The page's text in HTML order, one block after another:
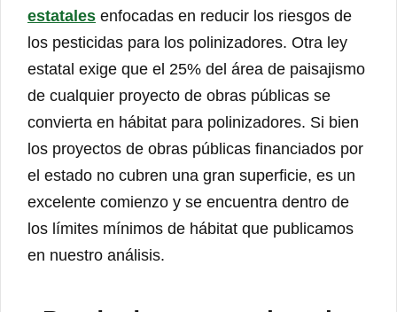
estatales enfocadas en reducir los riesgos de
los pesticidas para los polinizadores. Otra ley
estatal exige que el 25% del área de paisajismo
de cualquier proyecto de obras públicas se
convierta en hábitat para polinizadores. Si bien
los proyectos de obras públicas financiados por
el estado no cubren una gran superficie, es un
excelente comienzo y se encuentra dentro de
los límites mínimos de hábitat que publicamos
en nuestro análisis.